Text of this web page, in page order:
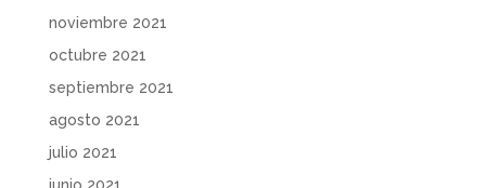
noviembre 2021
octubre 2021
septiembre 2021
agosto 2021
julio 2021